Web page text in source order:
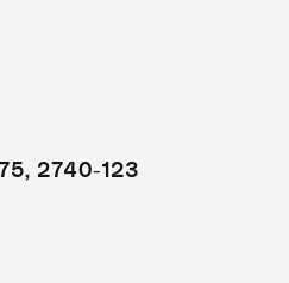
2740-123